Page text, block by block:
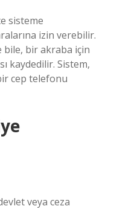
sisteme
izin verebilir.
bile, bir akraba için
kaydedilir. Sistem,
cep telefonu
veya ceza